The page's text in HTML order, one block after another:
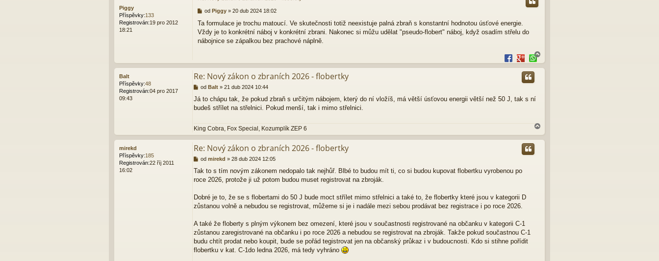
Piggy
Příspěvky:133
Registrován:19 pro 2012
18:21
P
í
s
p
e
k
od Piggy » 20 dub 2024 18:02
Ta formulace je trochu matoucí. Ve skutečnosti totiž neexistuje palná zbraň s konstantní hodnotou úsťové energie.
Vždy je to konkrétní náboj v konkrétní zbrani. Nakonec si můžu udělat "pseudo-flobert" náboj, když osadím střelu do
nábojnice se zápalkou bez prachové náplně.
a
h
Balt
Příspěvky:48
Registrován:04 pro 2017
09:43
Re: Nový zákon o zbraních 2026 - flobertky
P
í
s
v
od Balt » 21 dub 2024 10:44
Já to chápu tak, že pokud zbraň s určitým nábojem, který do ní vložíš, má větší úsťovou energii větší než 50 J, tak s ní
budeš střílet na střelnici. Pokud menší, tak i mimo střelnici.
King Cobra, Fox Special, Kozumplík ZEP 6
a
h
mirekd
Příspěvky:185
Registrován:22 říj 2011
16:02
Re: Nový zákon o zbraních 2026 - flobertky
P
í
s
ě
v
e
od mirekd » 28 dub 2024 12:05
Tak to s tím novým zákonem nedopalo tak nejhůř. Blbé to budou mít ti, co si budou kupovat flobertku vyrobenou po
roce 2026, protože ji už potom budou muset registrovat na zbroják.
Dobré je to, že se s flobertami do 50 J bude moct střílet mimo střelnici a také to, že flobertky které jsou v kategorii D
zůstanou volně a nebudou se registrovat, můžeme si je i nadále mezi sebou prodávat bez registrace i po roce 2026.
A také že floberty s plným výkonem bez omezení, které jsou v součastnosti registrované na občanku v kategorii C-1
zůstanou zaregistrované na občanku i po roce 2026 a nebudou se registrovat na zbroják. Takže pokud součastnou C-1
budu chtít prodat nebo koupit, bude se pořád tegistrovat jen na občanský průkaz i v budoucnosti. Kdo si stihne pořídit
flobertku v kat. C-1do ledna 2026, má tedy vyhráno